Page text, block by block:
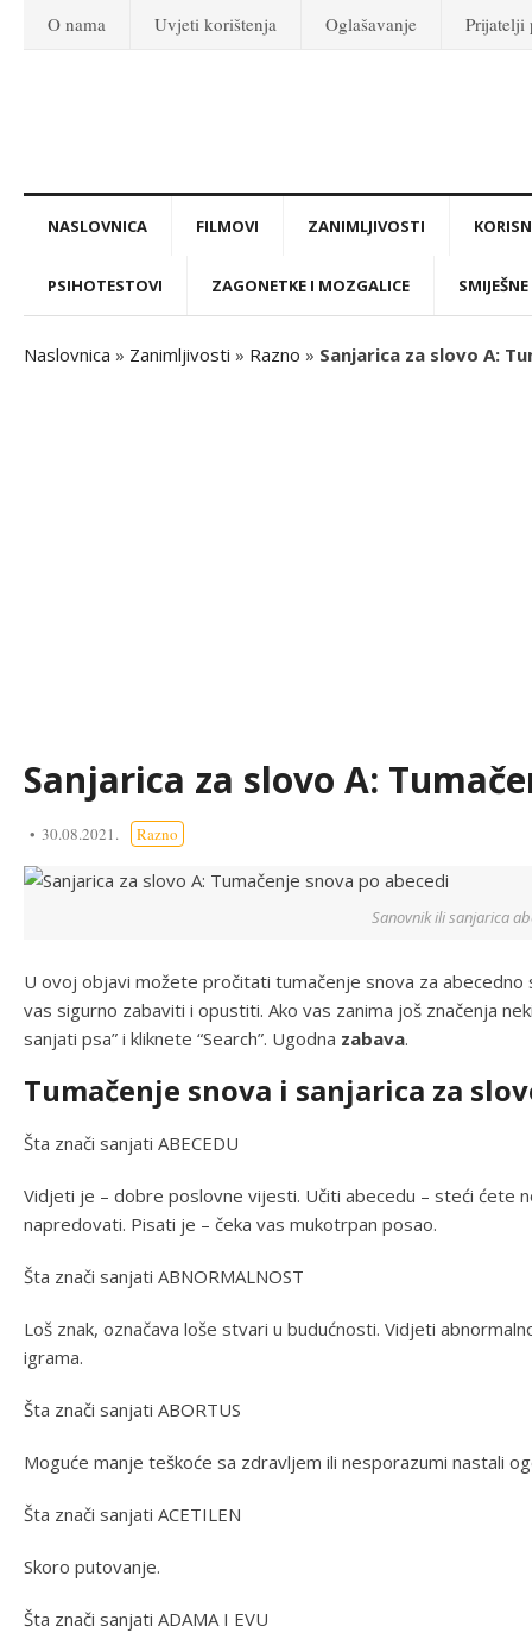
O nama Uvjeti korištenja Oglašavanje Prijatelji
NASLOVNICA FILMOVI ZANIMLJIVOSTI
PSIHOTESTOVI ZAGONETKE I MOZGALICE
Naslovnica » Zanimljivosti » Razno » Sanjarica za slovo A:
Sanjarica za slovo A:
30.08.2021. Razno
Sanovnik ili sanjarica
U ovoj objavi možete pročitati tumačenje snova za abecedno
vas sigurno zabaviti i opustiti. Ako vas zanima još značenja
sanjati psa” i kliknete “Search”. Ugodna zabava.
Tumačenje snova i sanjarica za
Šta znači sanjati ABECEDU
Vidjeti je – dobre poslovne vijesti. Učiti abecedu – steći ćete
napredovati. Pisati je – čeka vas mukotrpan posao.
Šta znači sanjati ABNORMALNOST
Loš znak, označava loše stvari u budućnosti. Vidjeti
igrama.
Šta znači sanjati ABORTUS
Moguće manje teškoće sa zdravljem ili nesporazumi nastali
Šta znači sanjati ACETILEN
Skoro putovanje.
Šta znači sanjati ADAMA I EVU